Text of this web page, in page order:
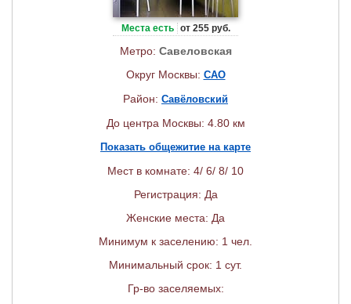
Места есть от 255 руб.
Метро: Савеловская
Округ Москвы: САО
Район: Савёловский
До центра Москвы: 4.80 км
Показать общежитие на карте
Мест в комнате: 4/ 6/ 8/ 10
Регистрация: Да
Женские места: Да
Минимум к заселению: 1 чел.
Минимальный срок: 1 сут.
Гр-во заселяемых: